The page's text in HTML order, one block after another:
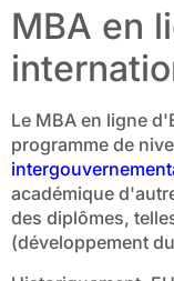
MBA en
Le MBA en ligne
programme de
académique
des diplômes,
(développement